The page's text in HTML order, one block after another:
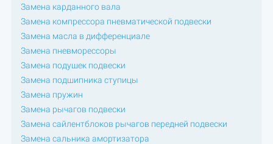
Замена карданного вала
Замена компрессора пневматической подвески
Замена масла в дифференциале
Замена пневморессоры
Замена подушек подвески
Замена подшипника ступицы
Замена пружин
Замена рычагов подвески
Замена сайлентблоков рычагов передней подвески
Замена сальника амортизатора